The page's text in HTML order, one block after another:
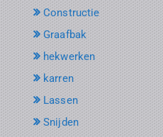
Constructie
Graafbak
hekwerken
karren
Lassen
Snijden